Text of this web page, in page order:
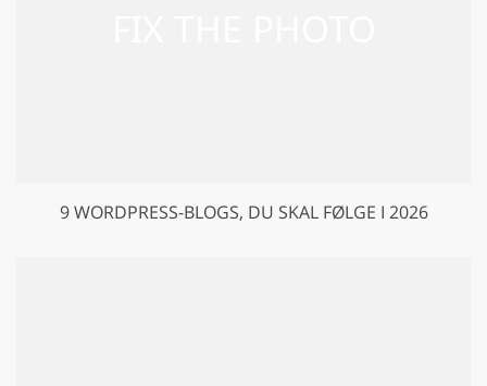
9 WORDPRESS-BLOGS, DU SKAL FØLGE I 2026